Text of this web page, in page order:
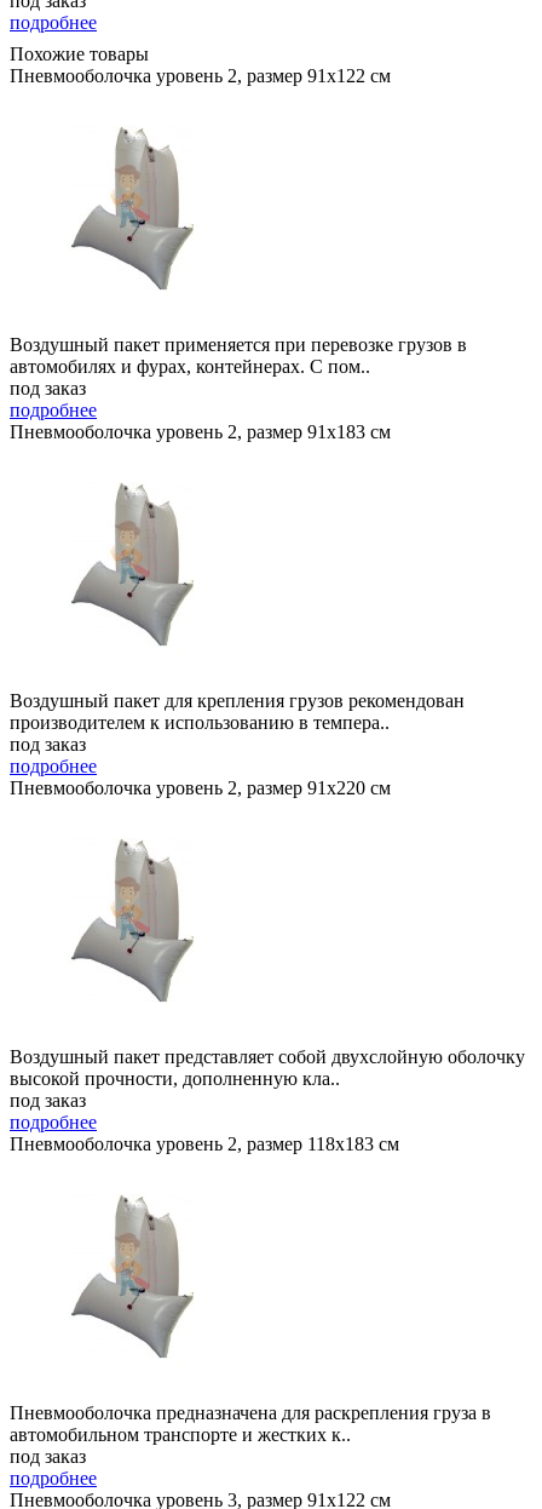
подробнее
Похожие товары
Пневмооболочка уровень 2, размер 91x122 см
Воздушный пакет применяется при перевозке грузов в
автомобилях и фурах, контейнерах. С пом..
под заказ
подробнее
Пневмооболочка уровень 2, размер 91x183 см
Воздушный пакет для крепления грузов рекомендован
производителем к использованию в темпера..
под заказ
подробнее
Пневмооболочка уровень 2, размер 91x220 см
Воздушный пакет представляет собой двухслойную оболочку
высокой прочности, дополненную кла..
под заказ
подробнее
Пневмооболочка уровень 2, размер 118x183 см
Пневмооболочка предназначена для раскрепления груза в
автомобильном транспорте и жестких к..
под заказ
подробнее
Пневмооболочка уровень 3, размер 91x122 см